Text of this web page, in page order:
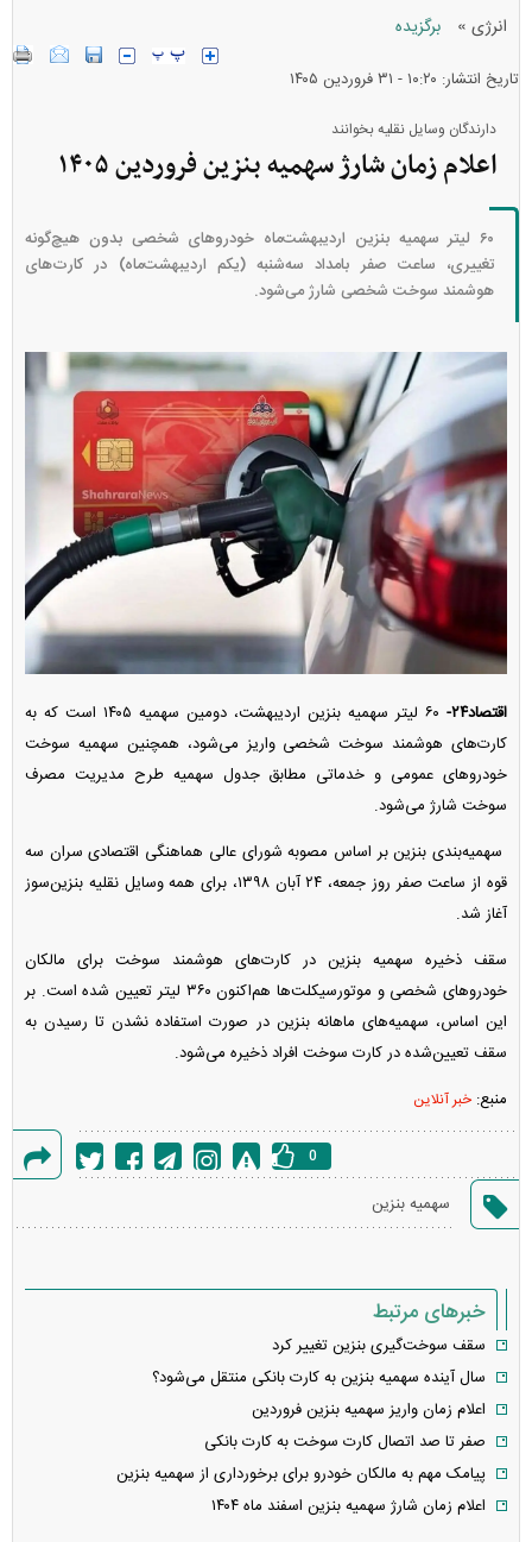
انرژی » برگزیده
تاریخ انتشار: ۱۰:۲۰ - ۳۱ فروردين ۱۴۰۵
دارندگان وسایل نقلیه بخوانند
اعلام زمان شارژ سهمیه بنزین فروردین ۱۴۰۵
۶۰ لیتر سهمیه بنزین اردیبهشت‌ماه خودرو‌های شخصی بدون هیچ‌گونه
تغییری، ساعت صفر بامداد سه‌شنبه (یکم اردیبهشت‌ماه) در کارت‌های
هوشمند سوخت شخصی شارژ می‌شود.
اقتصاد۲۴-
۶۰ لیتر سهمیه بنزین اردیبهشت، دومین سهمیه ۱۴۰۵ است که به
کارت‌های هوشمند سوخت شخصی واریز می‌شود، همچنین سهمیه سوخت
خودرو‌های عمومی و خدماتی مطابق جدول سهمیه طرح مدیریت مصرف
سوخت شارژ می‌شود.
سهمیه‌بندی بنزین بر اساس مصوبه شورای عالی هماهنگی اقتصادی سران سه
قوه از ساعت صفر روز جمعه، ۲۴ آبان ۱۳۹۸، برای همه وسایل نقلیه بنزین‌سوز
آغاز شد.
سقف ذخیره سهمیه بنزین در کارت‌های هوشمند سوخت برای مالکان
خودرو‌های شخصی و موتورسیکلت‌ها هم‌اکنون ۳۶۰ لیتر تعیین شده است. بر
این اساس، سهمیه‌های ماهانه بنزین در صورت استفاده نشدن تا رسیدن به
سقف تعیین‌شده در کارت سوخت افراد ذخیره می‌شود.
منبع: خبر آنلاین
خطا
0
سهمیه بنزین
خبرهای مرتبط
سقف سوخت‌گیری بنزین تغییر کرد
سال آینده سهمیه بنزین به کارت بانکی منتقل می‌شود؟
اعلام زمان واریز سهمیه بنزین فروردین
صفر تا صد اتصال کارت سوخت به کارت بانکی
پیامک مهم به مالکان خودرو برای برخورداری از سهمیه بنزین
اعلام زمان شارژ سهمیه بنزین اسفند ماه ۱۴۰۴